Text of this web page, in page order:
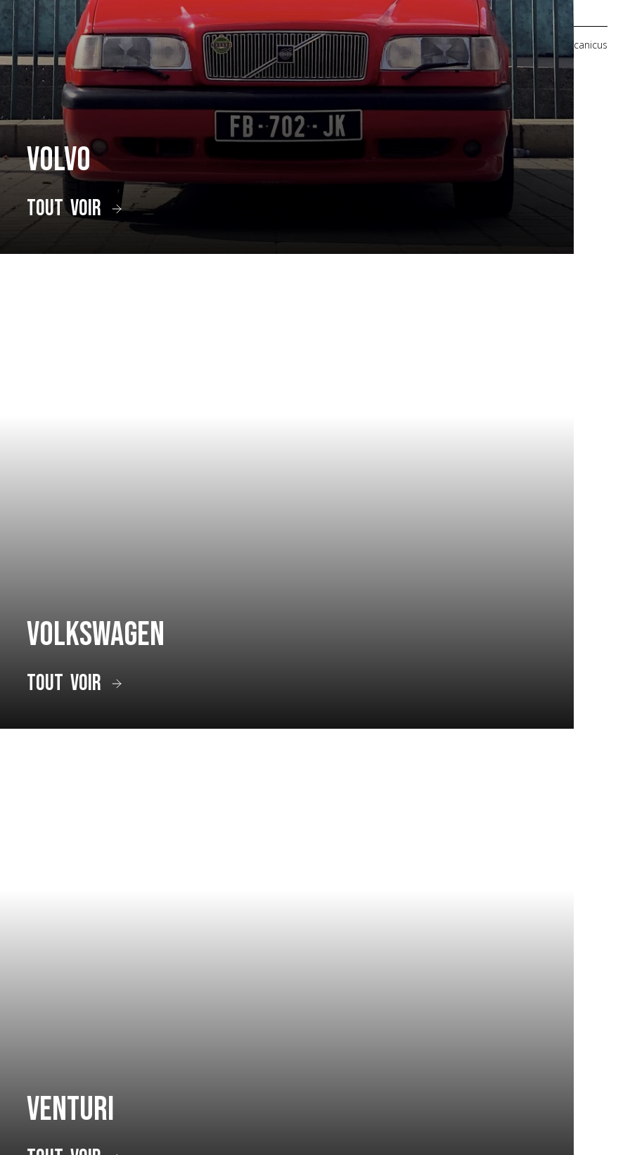
Volvo
tout voir
Volkswagen
tout voir
Venturi
Crédits photos: Mecanicus